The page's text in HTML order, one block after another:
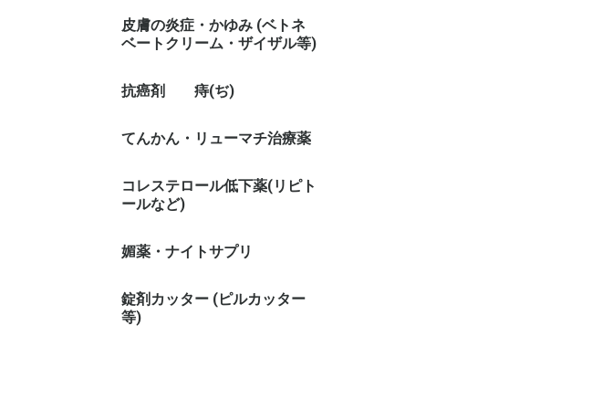
皮膚の炎症・かゆみ (ベトネ
ベートクリーム・ザイザル等)
抗癌剤 痔(ぢ)
てんかん・リューマチ治療薬
コレステロール低下薬(リピト
ールなど)
媚薬・ナイトサプリ
錠剤カッター (ピルカッター
等)